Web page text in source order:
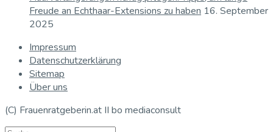
Freude an Echthaar-Extensions zu haben 16. September
2025
Impressum
Datenschutzerklärung
Sitemap
Über uns
(C) Frauenratgeberin.at II bo mediaconsult